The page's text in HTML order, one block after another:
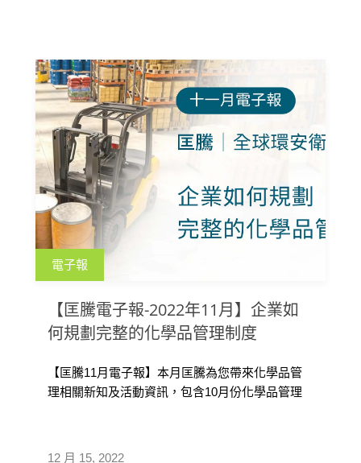
電子報
【匡騰電子報-2022年11月】企業如
何規劃完整的化學品管理制度
12 月 15, 2022
【匡騰11月電子報】本月匡騰為您帶來化學品管
理相關新知及活動資訊，包含10月份化學品管理
管理制度、 SDS編寫實戰培訓課程。此外，也向